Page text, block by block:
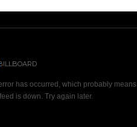
has occurred, which probably means
is down. Try again later.